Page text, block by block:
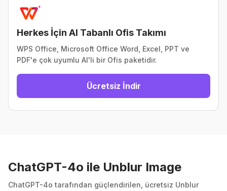
Herkes İçin AI Tabanlı Ofis Takımı
WPS Office, Microsoft Office Word, Excel, PPT ve
PDF'e çok uyumlu AI'li bir Ofis paketidir.
Ücretsiz İndir
ChatGPT-4o ile Unblur Image
ChatGPT-4o tarafından güçlendirilen, ücretsiz Unblur